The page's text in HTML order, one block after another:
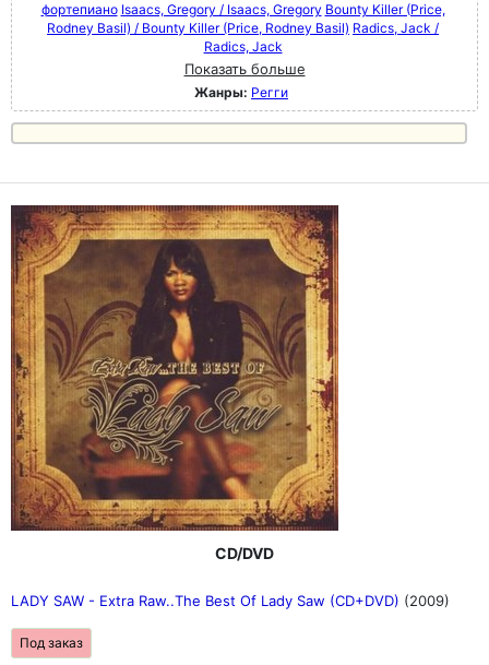
фортепиано Isaacs, Gregory / Isaacs, Gregory Bounty Killer (Price,
Rodney Basil) / Bounty Killer (Price, Rodney Basil) Radics, Jack /
Radics, Jack
Показать больше
Жанры: Регги
CD/DVD
LADY SAW - Extra Raw..The Best Of Lady Saw (CD+DVD) (2009)
Под заказ